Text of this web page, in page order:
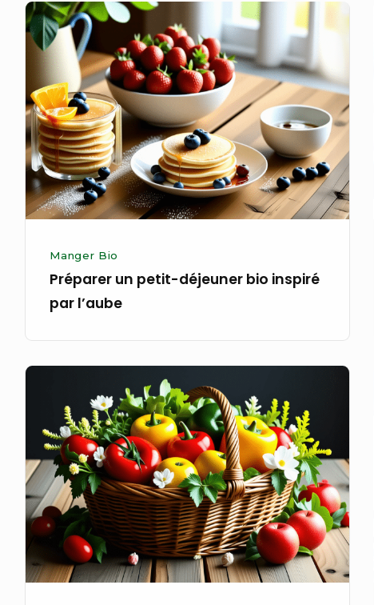
Préparer
un
petit-
déjeuner
bio
inspiré
par
l’aube
Manger Bio
Préparer un petit-déjeuner bio inspiré
par l’aube
Offrir
panier
bio
rempli
de
pensées
positives